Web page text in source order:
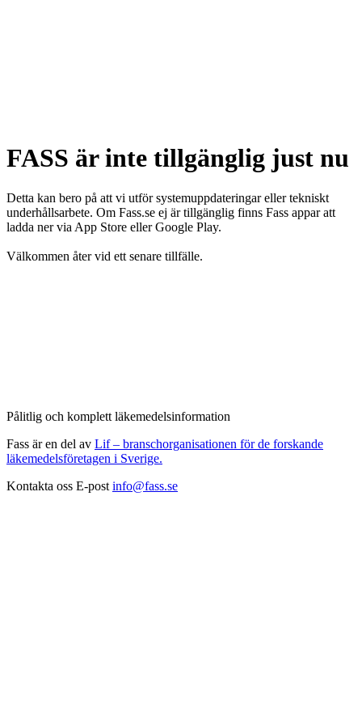
FASS är inte tillgänglig just nu
Detta kan bero på att vi utför systemuppdateringar eller tekniskt
underhållsarbete. Om Fass.se ej är tillgänglig finns Fass appar att
ladda ner via App Store eller Google Play.
Välkommen åter vid ett senare tillfälle.
Pålitlig och komplett läkemedelsinformation
Fass är en del av Lif – branschorganisationen för de forskande
läkemedelsföretagen i Sverige.
Kontakta oss E-post info@fass.se